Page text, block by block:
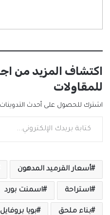
اكتشاف المزيد من
للمقاولات
اشترك للحصول على أحدث التدوينات
كتابة بريدك الإلكتروني...
أسعار القرميد المدهون
استراحة اسمنت بورد
بناء ملحق بويا بروفايل